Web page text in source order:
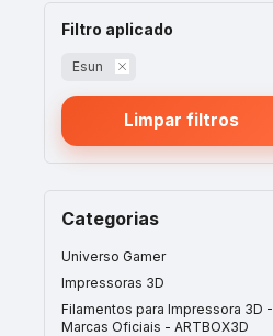
Filtro aplicado
Esun
Limpar filtros
Categorias
Universo Gamer
Impressoras 3D
Filamentos para Impressora 3D -
Marcas Oficiais - ARTBOX3D